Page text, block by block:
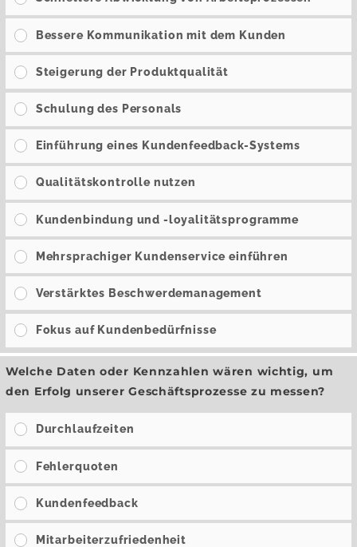
Bessere Kommunikation mit dem Kunden
Steigerung der Produktqualität
Schulung des Personals
Einführung eines Kundenfeedback-Systems
Qualitätskontrolle nutzen
Kundenbindung und -loyalitätsprogramme
Mehrsprachiger Kundenservice einführen
Verstärktes Beschwerdemanagement
Fokus auf Kundenbedürfnisse
Welche Daten oder Kennzahlen wären wichtig, um
den Erfolg unserer Geschäftsprozesse zu messen?
Durchlaufzeiten
Fehlerquoten
Kundenfeedback
Mitarbeiterzufriedenheit